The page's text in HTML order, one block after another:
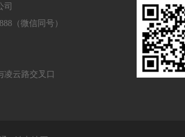
（微信同号）
凌云路交叉口